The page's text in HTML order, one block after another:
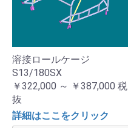
溶接ロールケージ
S13/180SX
￥322,000 ～ ￥387,000 税
抜
詳細はここをクリック